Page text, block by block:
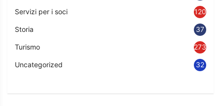
Servizi per i soci 120
Storia 37
Turismo 273
Uncategorized 32